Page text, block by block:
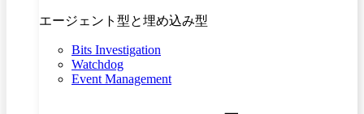
エージェント型と埋め込み型
Bits Investigation
Watchdog
Event Management